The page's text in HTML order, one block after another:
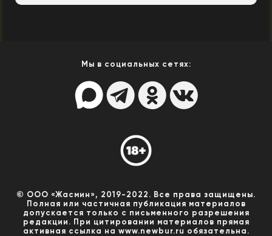
Мы в социальных сетях:
© ООО «Жасмин», 2019-2022. Все права защищены.
Полная или частичная публикация материалов
допускается только с письменного разрешения
редакции. При цитировании материалов прямая
активная ссылка на www.newbur.ru обязательна.